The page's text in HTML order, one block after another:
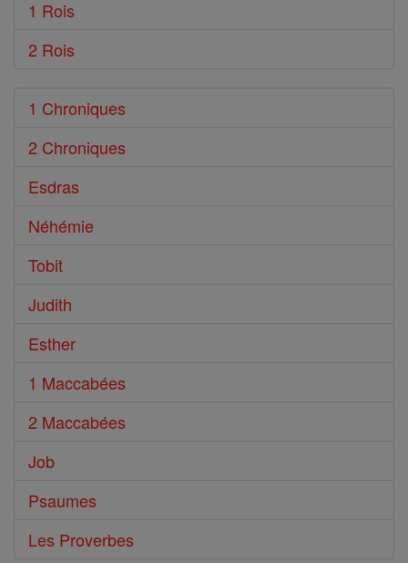
1 Rois
2 Rois
1 Chroniques
2 Chroniques
Esdras
Néhémie
Tobit
Judith
Esther
1 Maccabées
2 Maccabées
Job
Psaumes
Les Proverbes